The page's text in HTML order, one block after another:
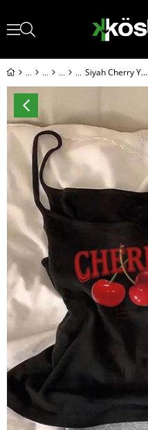
Siyah Cherry Y2K Askılı Crop